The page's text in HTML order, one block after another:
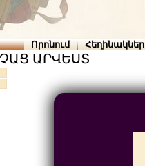
Որոնում Հեղինակներ
ԱՐՎԵՍՏ